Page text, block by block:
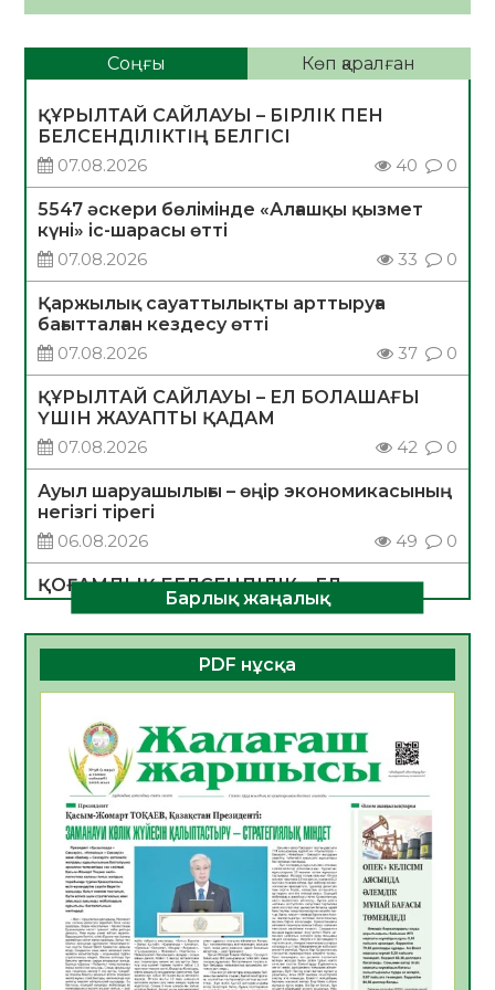
Соңғы Көп қаралған
ҚҰРЫЛТАЙ САЙЛАУЫ – БІРЛІК ПЕН
БЕЛСЕНДІЛІКТІҢ БЕЛГІСІ
07.08.2026
40 0
5547 әскери бөлімінде «Алғашқы қызмет
күні» іс-шарасы өтті
07.08.2026
33 0
Қаржылық сауаттылықты арттыруға
бағытталған кездесу өтті
07.08.2026
37 0
ҚҰРЫЛТАЙ САЙЛАУЫ – ЕЛ БОЛАШАҒЫ
ҮШІН ЖАУАПТЫ ҚАДАМ
07.08.2026
42 0
Ауыл шаруашылығы – өңір экономикасының
негізгі тірегі
06.08.2026
49 0
ҚОҒАМДЫҚ БЕЛСЕНДІЛІК – ЕЛ
ДАМУЫНЫҢ НЕГІЗІ
06.08.2026
47 0
ҚҰРЫЛТАЙ САЙЛАУЫ – БОЛАШАҚҚА
БАСТАР ЖАУАПТЫ ТАҢДАУ
06.08.2026
Инфекциялық ауруларға қарсы иммундау
жұмыстарының тиімділігі
06.08.2026
Көкжөтел ауруы туралы
06.08.2026
48
АПВ вакцинасы туралы мәлімет
06.08.2026
47
Барлық жаңалық
PDF нұсқа